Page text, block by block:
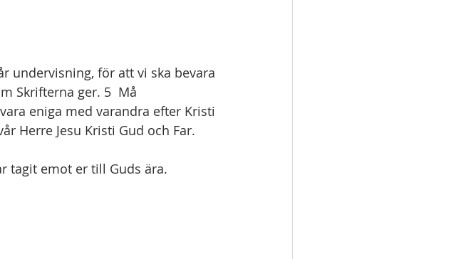
undervisning, för att vi ska bevara
Skrifterna ger. 5  Må
eniga med varandra efter Kristi
Herre Jesu Kristi Gud och Far.
tagit emot er till Guds ära.